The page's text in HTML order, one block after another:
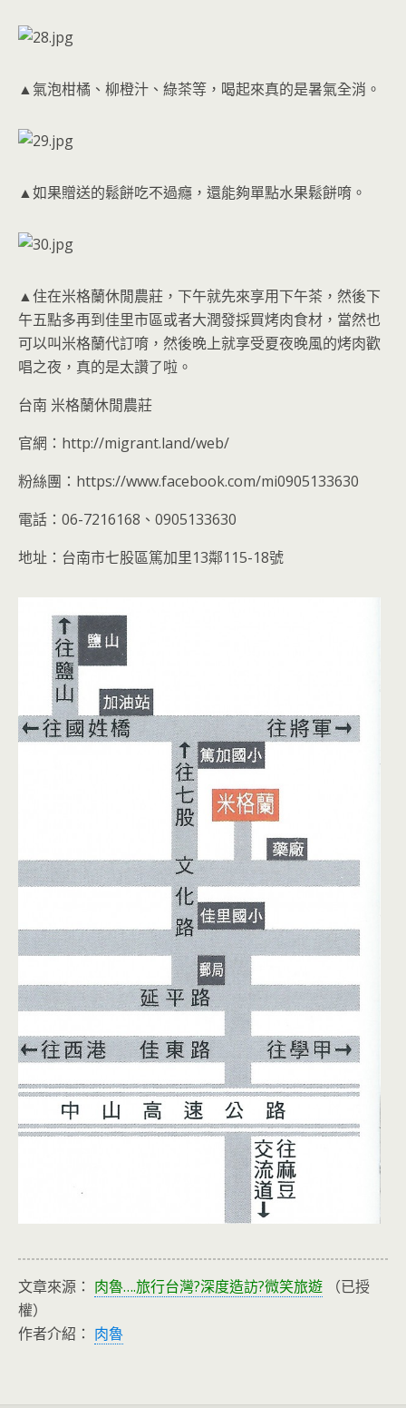
▲氣泡柑橘、柳橙汁、綠茶等，喝起來真的是暑氣全消。
▲如果贈送的鬆餅吃不過癮，還能夠單點水果鬆餅唷。
▲住在米格蘭休閒農莊，下午就先來享用下午茶，然後下
午五點多再到佳里市區或者大潤發採買烤肉食材，當然也
可以叫米格蘭代訂唷，然後晚上就享受夏夜晚風的烤肉歡
唱之夜，真的是太讚了啦。
台南 米格蘭休閒農莊
官網：http://migrant.land/web/
粉絲團：https://www.facebook.com/mi0905133630
電話：06-7216168、0905133630
地址：台南市七股區篤加里13鄰115-18號
文章來源： 肉魯….旅行台灣?深度造訪?微笑旅遊 （已授
權）
作者介紹： 肉魯